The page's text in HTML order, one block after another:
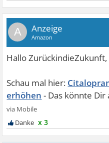
A
erhöhen
x 3